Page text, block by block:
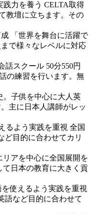
力を養う CELTA取得
教壇に立ちます。その
「世界を舞台に活躍で
で様々なレベルに対応
話スクール 50分550円
の練習を行います。無
。子供を中心に大人英
主に日本人講師がレッ
るよう実践を重視 全国
ど目的に合わせてカリ
アを中心に全国展開を
日本の教育に大きく貢
使えるよう実践を重視
語など目的に合わせて